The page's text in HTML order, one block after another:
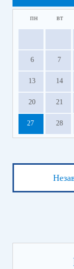
пн вт
6 7
13 14
20 21
27 28